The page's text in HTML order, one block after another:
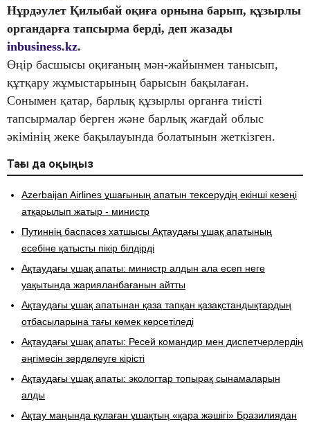
Нұрдәулет Қилыбай оқиға орнына барып, құзырлы
органдарға тапсырма берді, деп жазады
inbusiness.kz.
Өңір басшысы оқиғаның мән-жайынмен танысып,
құтқару жұмыстарының барысын бақылаған.
Сонымен қатар, барлық құзырлы органға тиісті
тапсырмалар берген және барлық жағдай облыс
әкімінің жеке бақылауында болатынын жеткізген.
Тағы да оқыңыз
​Azerbaijan Airlines ұшағының апатын тексерудің екінші кезеңі
атқарылып жатыр - министр
Путиннің баспасөз хатшысы Ақтаудағы ұшақ апатының
есебіне қатысты пікір білдірді
Ақтаудағы ұшақ апаты: министр алдын ала есеп неге
уақытында жарияланбағанын айтты
​Ақтаудағы ұшақ апатынан қаза тапқан қазақстандықтардың
отбасыларына тағы көмек көрсетіледі
Ақтаудағы ұшақ апаты: Ресей командир мен диспетчерлердің
әңгімесін зерделеуге кірісті
Ақтаудағы ұшақ апаты: экологтар топырақ сынамаларын
алды
Ақтау маңында құлаған ұшақтың «қара жәшігі» Бразилиядан